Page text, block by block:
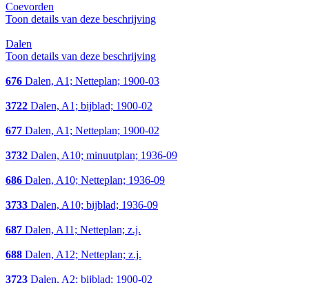
Coevorden
Toon details van deze beschrijving
Dalen
Toon details van deze beschrijving
676 Dalen, A1; Netteplan; 1900-03
3722 Dalen, A1; bijblad; 1900-02
677 Dalen, A1; Netteplan; 1900-02
3732 Dalen, A10; minuutplan; 1936-09
686 Dalen, A10; Netteplan; 1936-09
3733 Dalen, A10; bijblad; 1936-09
687 Dalen, A11; Netteplan; z.j.
688 Dalen, A12; Netteplan; z.j.
3723 Dalen, A2; bijblad; 1900-02